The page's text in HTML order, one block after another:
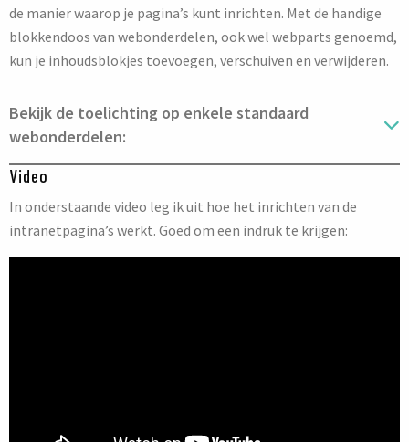
de manier waarop je pagina’s kunt inrichten. Met de handige
blokkendoos van webonderdelen, ook wel webparts genoemd,
kun je inhoudsblokjes toevoegen, verschuiven en verwijderen.
Bekijk de toelichting op enkele standaard
webonderdelen:
Video
In onderstaande video leg ik uit hoe het inrichten van de
intranetpagina’s werkt. Goed om een indruk te krijgen: